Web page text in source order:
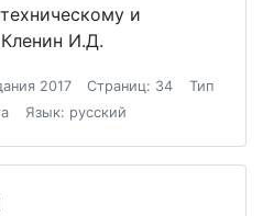
и
И.Д.
2017 Страниц: 34
Тип
Язык: русский